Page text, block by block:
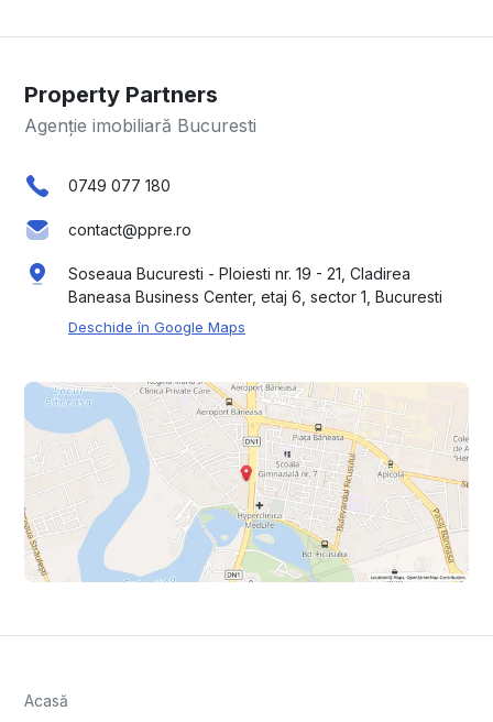
Property Partners
Agenție imobiliară Bucuresti
0749 077 180
contact@ppre.ro
Soseaua Bucuresti - Ploiesti nr. 19 - 21, Cladirea
Baneasa Business Center, etaj 6, sector 1, Bucuresti
Deschide în Google Maps
Acasă